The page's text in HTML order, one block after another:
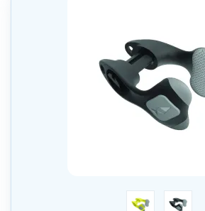
žlutá černá